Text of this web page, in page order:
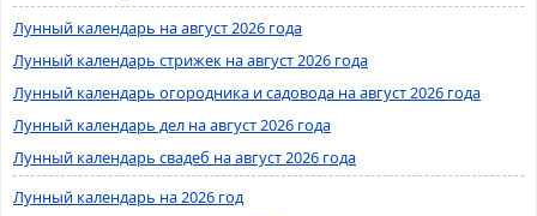
Лунный календарь на август 2026 года
Лунный календарь стрижек на август 2026 года
Лунный календарь огородника и садовода на август 2026 года
Лунный календарь дел на август 2026 года
Лунный календарь свадеб на август 2026 года
Лунный календарь на 2026 год